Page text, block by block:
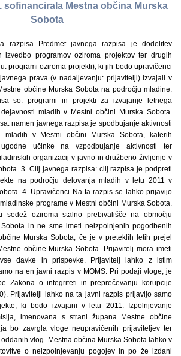
sofinancirala Mestna občina Murska
Sobota
razpisa Predmet javnega razpisa je dodelitev
izvedbo programov oziroma projektov ter drugih
programi oziroma projekti), ki jih bodo upravičenci
prava (v nadaljevanju: prijavitelji) izvajali v
občine Murska Sobota na področju mladine.
so: programi in projekti za izvajanje letnega
mladih v Mestni občini Murska Sobota.
namen javnega razpisa je spodbujanje aktivnosti
mladih v Mestni občini Murska Sobota, katerih
učinke na vzpodbujanje aktivnosti ter
organizacij v javno in družbeno življenje v
3. Cilj javnega razpisa: cilj razpisa je podpreti
na področju delovanja mladih v letu 2011 v
4. Upravičenci Na ta razpis se lahko prijavijo
programe v Mestni občini Murska Sobota.
sedež oziroma stalno prebivališče na območju
in ne sme imeti neizpolnjenih pogodbenih
Murska Sobota, če je v preteklih letih prejel
občine Murska Sobota. Prijavitelj mora imeti
davke in prispevke. Prijavitelj lahko z istim
na en javni razpis v MOMS. Pri podaji vloge, je
Zakona o integriteti in preprečevanju korupcije
Prijavitelji lahko na ta javni razpis prijavijo samo
ki bodo izvajani v letu 2011. Izpolnjevanje
imenovana s strani župana Mestne občine
bo zavrgla vloge neupravičenih prijaviteljev ter
vlog. Mestna občina Murska Sobota lahko v
o neizpolnjevanju pogojev in po že izdani